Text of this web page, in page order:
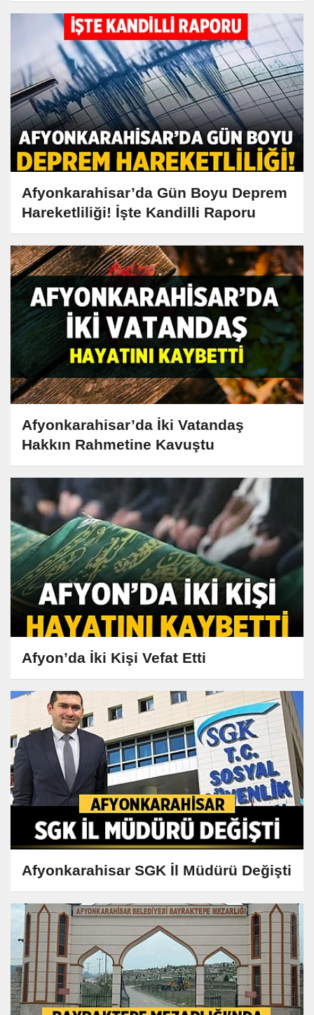
Afyonkarahisar’da Gün Boyu Deprem
Hareketliliği! İşte Kandilli Raporu
Afyonkarahisar’da İki Vatandaş
Hakkın Rahmetine Kavuştu
Afyon’da İki Kişi Vefat Etti
Afyonkarahisar SGK İl Müdürü Değişti